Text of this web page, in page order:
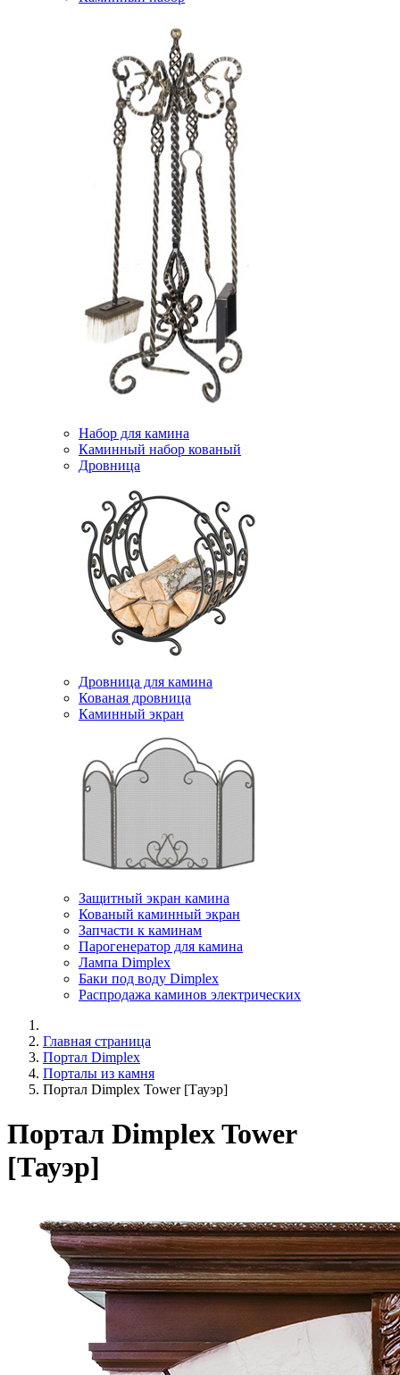
Набор для камина
Каминный набор кованый
Дровница
Дровница для камина
Кованая дровница
Каминный экран
Защитный экран камина
Кованый каминный экран
Запчасти к каминам
Парогенератор для камина
Лампа Dimplex
Баки под воду Dimplex
Распродажа каминов электрических
Главная страница
Портал Dimplex
Порталы из камня
Портал Dimplex Tower [Тауэр]
Портал Dimplex Tower
[Тауэр]